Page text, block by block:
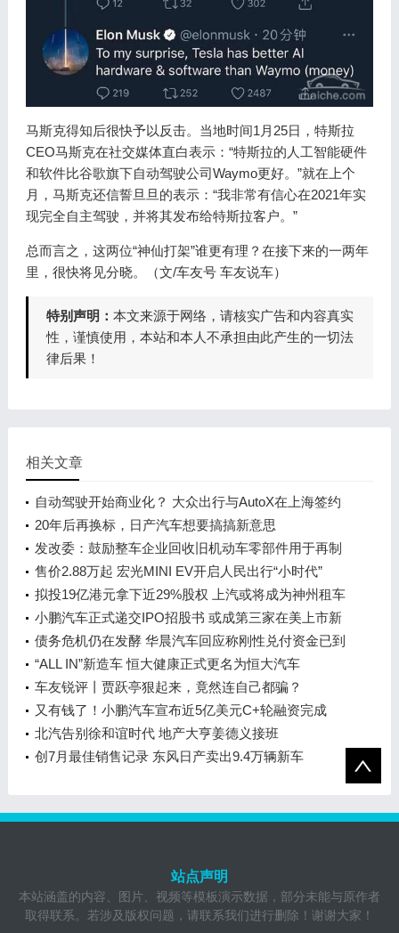
马斯克得知后很快予以反击。当地时间1月25日，特斯拉
CEO马斯克在社交媒体直白表示：“特斯拉的人工智能硬件
和软件比谷歌旗下自动驾驶公司Waymo更好。”就在上个
月，马斯克还信誓旦旦的表示：“我非常有信心在2021年实
现完全自主驾驶，并将其发布给特斯拉客户。”
总而言之，这两位“神仙打架”谁更有理？在接下来的一两年
里，很快将见分晓。（文/车友号 车友说车）
特别声明： 本文来源于网络，请核实广告和内容真实
性，谨慎使用，本站和本人不承担由此产生的一切法
律后果！
相关文章
自动驾驶开始商业化？ 大众出行与AutoX在上海签约
20年后再换标，日产汽车想要搞搞新意思
发改委：鼓励整车企业回收旧机动车零部件用于再制
造
售价2.88万起 宏光MINI EV开启人民出行“小时代”
拟投19亿港元拿下近29%股权 上汽或将成为神州租车
第一大股东
小鹏汽车正式递交IPO招股书 或成第三家在美上市新
造车企
债务危机仍在发酵 华晨汽车回应称刚性兑付资金已到
位
“ALL IN”新造车 恒大健康正式更名为恒大汽车
车友锐评丨贾跃亭狠起来，竟然连自己都骗？
又有钱了！小鹏汽车宣布近5亿美元C+轮融资完成
北汽告别徐和谊时代 地产大亨姜德义接班
创7月最佳销售记录 东风日产卖出9.4万辆新车
站点声明
本站涵盖的内容、图片、视频等模板演示数据，部分未能与原作者
取得联系。若涉及版权问题，请联系我们进行删除！谢谢大家！